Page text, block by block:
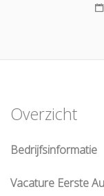
Overzicht
Bedrijfsinformatie
Vacature Eerste